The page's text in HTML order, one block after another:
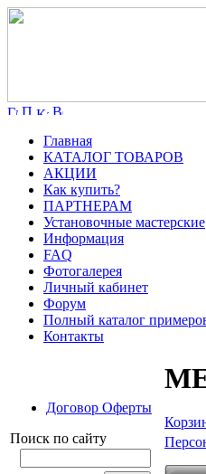
Главная
КАТАЛОГ ТОВАРОВ
АКЦИИ
Как купить?
ПАРТНЕРАМ
Установочные мастерские
Информация
FAQ
Фотогалерея
Личный кабинет
Форум
Полный каталог
Контакты
Договор Оферты
Поиск по сайту